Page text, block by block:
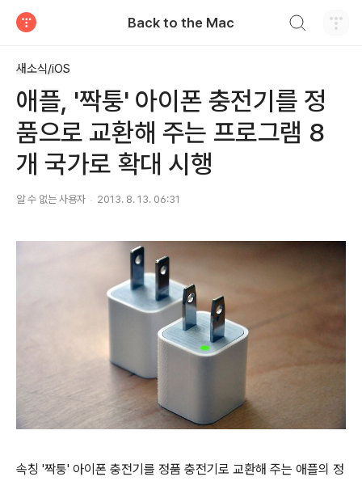
Back to the Mac
새소식/iOS
애플, '짝퉁' 아이폰 충전기를 정
품으로 교환해 주는 프로그램 8
개 국가로 확대 시행
알 수 없는 사용자 2013. 8. 13. 06:31
속칭 '짝퉁' 아이폰 충전기를 정품 충전기로 교환해 주는 애플의 정